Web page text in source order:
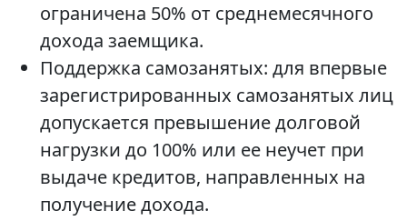
ограничена 50% от среднемесячного
дохода заемщика.
Поддержка самозанятых: для впервые
зарегистрированных самозанятых лиц
допускается превышение долговой
нагрузки до 100% или ее неучет при
выдаче кредитов, направленных на
получение дохода.